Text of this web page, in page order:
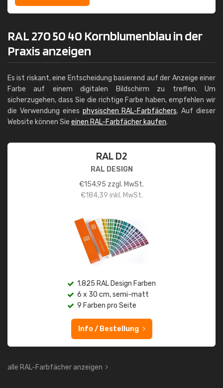
RAL 270 50 40 Kornblumenblau in der
Praxis anzeigen
Es ist riskant, eine Entscheidung basierend auf der Anzeige einer
Farbe auf einem digitalen Bildschirm zu treffen. Um
sicherzugehen, dass Sie die richtige Farbe haben, empfehlen wir
die Verwendung eines physischen RAL-Farbfächers. Auf dieser
Website können Sie einen RAL-Farbfächer kaufen.
RAL D2
RAL DESIGN
€154,95 zzgl. MwSt.
€184,39 inkl. MwSt.
1.825 RAL Design Farben
6 x 30 cm, semi-matt
9 Farben pro Seite
Info / Bestellung
alle RAL-Farbfächer anzeigen